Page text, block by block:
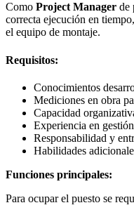
Como Project Manager de
correcta ejecución en
el equipo de montaje.
Requisitos:
Conocimientos
Mediciones en obra
Capacidad
Experiencia en
Responsabilidad y
Habilidades
Funciones principales:
Para ocupar el puesto se